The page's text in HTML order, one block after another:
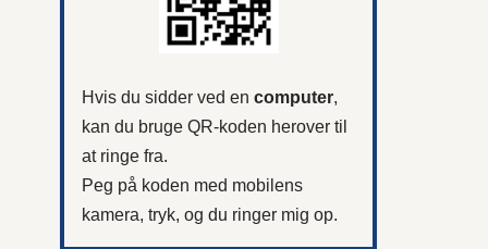
Hvis du sidder ved en computer,
kan du bruge QR-koden herover til
at ringe fra.
Peg på koden med mobilens
kamera, tryk, og du ringer mig op.